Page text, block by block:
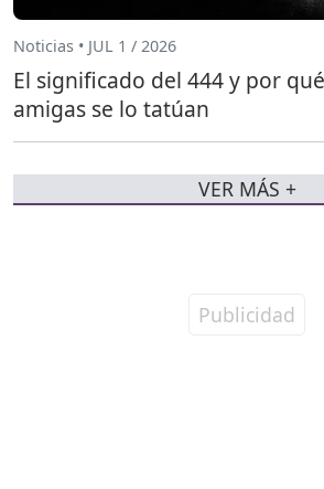
Noticias • JUL 1 / 2026
El significado del 444 y por
amigas se lo tatúan
VER MÁS +